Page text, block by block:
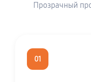
Прозрачный
01